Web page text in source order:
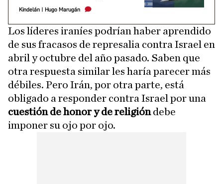
Kindelán | Hugo Marugán
Los líderes iraníes podrían haber aprendido
de sus fracasos de represalia contra Israel en
abril y octubre del año pasado. Saben que
otra respuesta similar les haría parecer más
débiles. Pero Irán, por otra parte, está
obligado a responder contra Israel por una
cuestión de honor y de religióndebe
imponer su ojo por ojo.